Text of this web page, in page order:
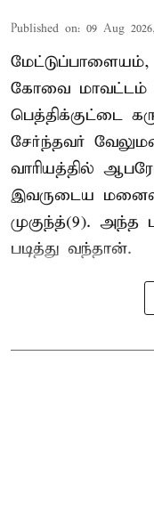
Published on: 09 Aug
மேட்டுப்பாளையம்,
கோவை மாவட்டம்
பெத்திக்குட்டை
சேர்ந்தவர்
வாரியத்தில்
இவருடைய
முகுந்த்(9). அந்த
படித்து வந்தான்.